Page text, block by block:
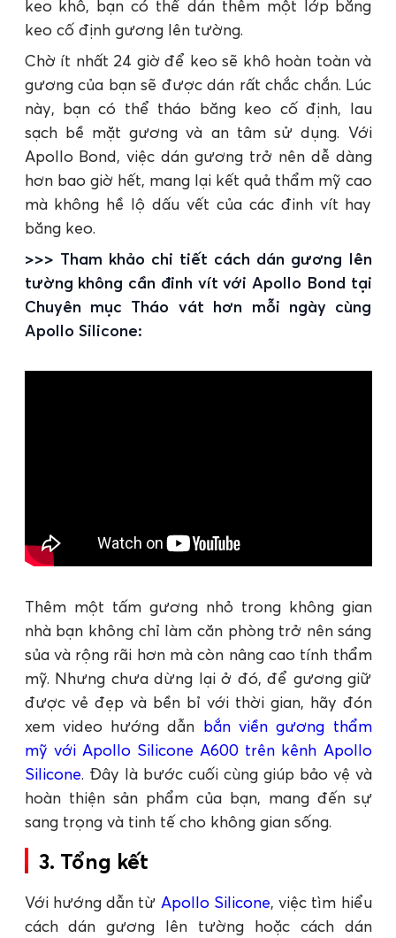
keo khô, bạn có thể dán thêm một lớp băng
keo cố định gương lên tường.
Chờ ít nhất 24 giờ để keo sẽ khô hoàn toàn và
gương của bạn sẽ được dán rất chắc chắn. Lúc
này, bạn có thể tháo băng keo cố định, lau
sạch bề mặt gương và an tâm sử dụng. Với
Apollo Bond, việc dán gương trở nên dễ dàng
hơn bao giờ hết, mang lại kết quả thẩm mỹ cao
mà không hề lộ dấu vết của các đinh vít hay
băng keo.
>>> Tham khảo chi tiết cách dán gương lên
tường không cần đinh vít với Apollo Bond tại
Chuyên mục Tháo vát hơn mỗi ngày cùng
Apollo Silicone:
Thêm một tấm gương nhỏ trong không gian
nhà bạn không chỉ làm căn phòng trở nên sáng
sủa và rộng rãi hơn mà còn nâng cao tính thẩm
mỹ. Nhưng chưa dừng lại ở đó, để gương giữ
được vẻ đẹp và bền bỉ với thời gian, hãy đón
xem video hướng dẫn bắn viền gương thẩm
mỹ với Apollo Silicone A600 trên kênh Apollo
Silicone. Đây là bước cuối cùng giúp bảo vệ và
hoàn thiện sản phẩm của bạn, mang đến sự
sang trọng và tinh tế cho không gian sống.
3. Tổng kết
Với hướng dẫn từ Apollo Silicone, việc tìm hiểu
cách dán gương lên tường hoặc cách dán